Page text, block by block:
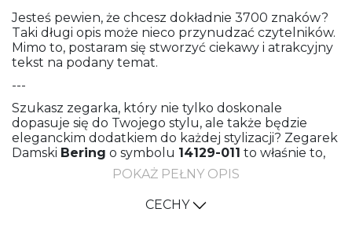
Jesteś pewien, że chcesz dokładnie 3700 znaków?
Taki długi opis może nieco przynudzać czytelników.
Mimo to, postaram się stworzyć ciekawy i atrakcyjny
tekst na podany temat.
---
Szukasz zegarka, który nie tylko doskonale
dopasuje się do Twojego stylu, ale także będzie
eleganckim dodatkiem do każdej stylizacji? Zegarek
Damski Bering o symbolu 14129-011 to właśnie to,
czego potrzebujesz.
doskonały zarówno na co dzień, jak i na specjalne
POKAŻ PEŁNY OPIS
CECHY